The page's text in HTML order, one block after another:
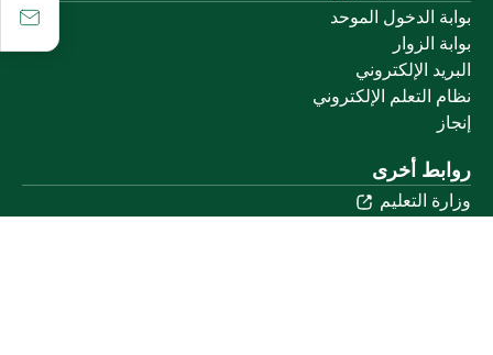
بوابة الدخول الموحد
بوابة الزوار
البريد الإلكتروني
نظام التعلم الإلكتروني
إنجاز
روابط أخرى
وزارة التعليم